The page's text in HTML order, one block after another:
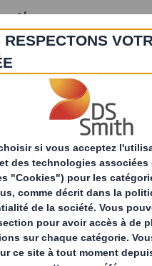
content
de pièces
inutile
une alternative